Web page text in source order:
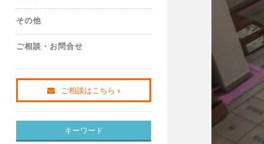
その他
ご相談・お問合せ
ご相談はこちら »
キーワード